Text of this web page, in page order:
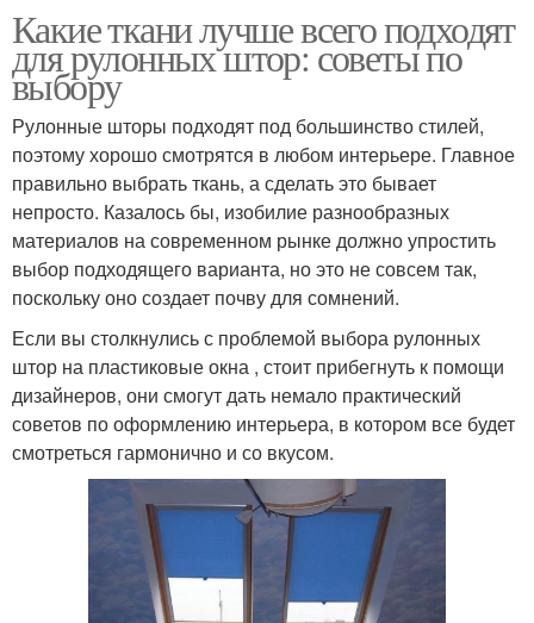
Какие ткани лучше всего подходят
для рулонных штор: советы по
выбору
Рулонные шторы подходят под большинство стилей,
поэтому хорошо смотрятся в любом интерьере. Главное
правильно выбрать ткань, а сделать это бывает
непросто. Казалось бы, изобилие разнообразных
материалов на современном рынке должно упростить
выбор подходящего варианта, но это не совсем так,
поскольку оно создает почву для сомнений.
Если вы столкнулись с проблемой выбора рулонных
штор на пластиковые окна , стоит прибегнуть к помощи
дизайнеров, они смогут дать немало практический
советов по оформлению интерьера, в котором все будет
смотреться гармонично и со вкусом.